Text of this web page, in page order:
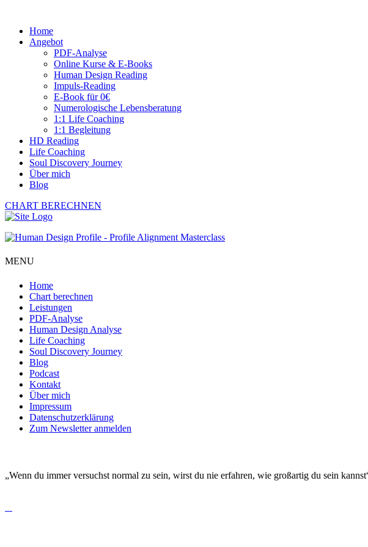
Home
Angebot
PDF-Analyse
Online Kurse & E-Books
Human Design Reading
Impuls-Reading
E-Book für 0€
Numerologische Lebensberatung
1:1 Life Coaching
1:1 Begleitung
HD Reading
Life Coaching
Soul Discovery Journey
Über mich
Blog
CHART BERECHNEN
MENU
Home
Chart berechnen
Leistungen
PDF-Analyse
Human Design Analyse
Life Coaching
Soul Discovery Journey
Blog
Podcast
Kontakt
Über mich
Impressum
Datenschutzerklärung
Zum Newsletter anmelden
„Wenn du immer versuchst normal zu sein, wirst du nie erfahren, wie großartig du sein